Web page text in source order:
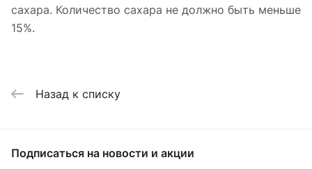
сахара. Количество сахара не должно быть меньше
15%.
Назад к списку
Подписаться на новости и акции